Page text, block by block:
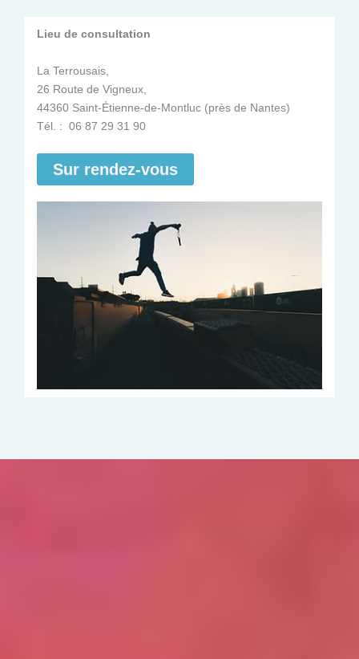
Lieu de consultation
La Terrousais,
26 Route de Vigneux,
44360 Saint-Étienne-de-Montluc (près de Nantes)
Tél. : 06 87 29 31 90
Sur rendez-vous